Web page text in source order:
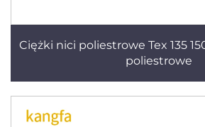
Ciężki nici poliestrowe Tex 135
poliestrowe